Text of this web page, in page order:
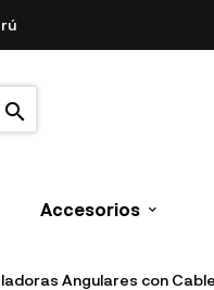
search
Accesorios
Angulares con Cable